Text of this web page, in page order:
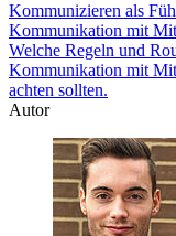
Kommunizieren als
Kommunikation mit
Welche Regeln und
Kommunikation mit
achten sollten.
Autor